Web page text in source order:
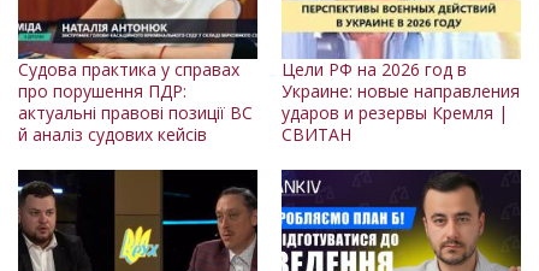
Судова практика у справах
про порушення ПДР:
актуальні правові позиції ВС
й аналіз судових кейсів
Цели РФ на 2026 год в
Украине: новые направления
ударов и резервы Кремля |
СВИТАН